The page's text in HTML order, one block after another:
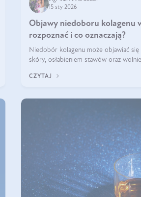
15 sty 2026
Objawy niedoboru kolagenu
rozpoznać i co oznaczają?
Niedobór kolagenu może objawiać
skóry, osłabieniem stawów oraz
skóry, bóle stawów, łamliwość
CZYTAJ